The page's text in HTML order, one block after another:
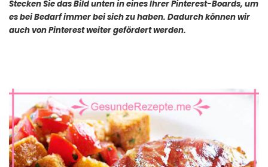
Stecken Sie das Bild unten in eines Ihrer Pinterest-Boards, um
es bei Bedarf immer bei sich zu haben. Dadurch können wir
auch von Pinterest weiter gefördert werden.